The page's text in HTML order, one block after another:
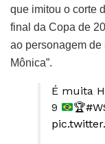
que imitou o corte
final da Copa de
ao personagem de
Mônica”.
É muita
9
🏆